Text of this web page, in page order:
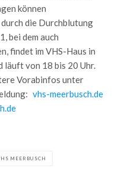
können
die Durchblutung
bei dem auch
findet im VHS-Haus in
von 18 bis 20 Uhr.
Vorabinfos unter
vhs-meerbusch.de
MEERBUSCH